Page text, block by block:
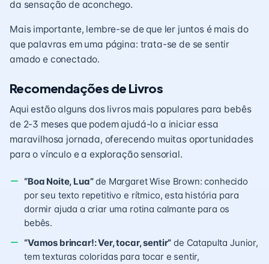
da sensação de aconchego.
Mais importante, lembre-se de que ler juntos é mais do
que palavras em uma página: trata-se de se sentir
amado e conectado.
Recomendações de Livros
Aqui estão alguns dos livros mais populares para bebês
de 2-3 meses que podem ajudá-lo a iniciar essa
maravilhosa jornada, oferecendo muitas oportunidades
para o vínculo e a exploração sensorial.
“Boa Noite, Lua”de Margaret Wise Brown: conhecido
por seu texto repetitivo e rítmico, esta história para
dormir ajuda a criar uma rotina calmante para os
bebês.
“Vamos brincar!: Ver, tocar, sentir” de Catapulta Junior,
tem texturas coloridas para tocar e sentir,